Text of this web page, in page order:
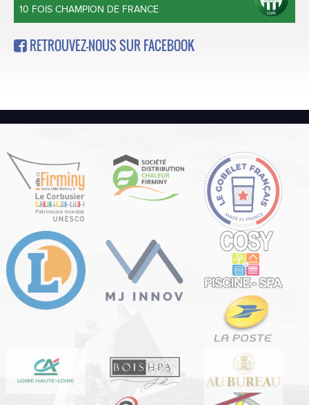
10 FOIS CHAMPION DE FRANCE
RETROUVEZ-NOUS SUR FACEBOOK